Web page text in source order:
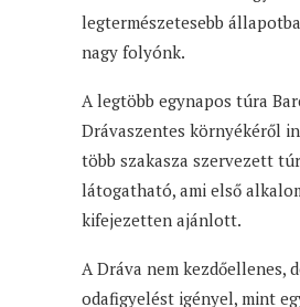
legtermészetesebb
nagy folyónk.
A legtöbb egynapos túra
Drávaszentes környékéről
több szakasza szervezett
látogatható, ami első
kifejezetten ajánlott.
A Dráva nem kezdőellenes,
odafigyelést igényel, mint